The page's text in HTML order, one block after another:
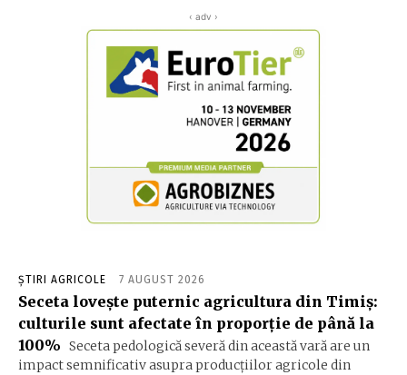
‹ adv ›
ȘTIRI AGRICOLE 7 AUGUST 2026
Seceta lovește puternic agricultura din Timiș:
culturile sunt afectate în proporție de până la
100% Seceta pedologică severă din această vară are un
impact semnificativ asupra producțiilor agricole din